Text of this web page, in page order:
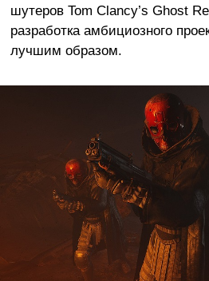
шутеров Tom Clancy’s Ghost
разработка амбициозного
лучшим образом.